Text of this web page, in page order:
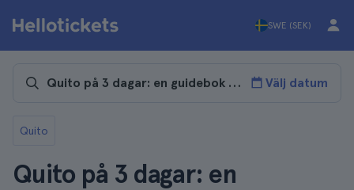
SWE (SEK)
Välj datum
Quito
Quito på 3 dagar: en